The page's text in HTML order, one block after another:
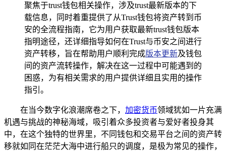
聚焦于trust钱包相关操作，涉及trust最新版本的下
载信息，同时着重提供了从Trust钱包将资产转到币
安的全流程指南，它为用户获取最新trust钱包版本
指明途径，还详细指导如何在Trust与币安之间进行
资产转移，旨在帮助用户顺利完成版本更新及钱包
间的资产流转操作，解决在这一过程中可能遇到的
困惑，为有相关需求的用户提供详细且实用的操作
指引。
在当今数字化浪潮席卷之下， 加密货币领域犹如一片充满
机遇与挑战的神秘海域，吸引着众多投资者与爱好者投身其
中，在这个独特的世界里，不同钱包和交易平台之间的资产转
移就如同在茫茫大海中进行船只的调度，是极为常见的操作，